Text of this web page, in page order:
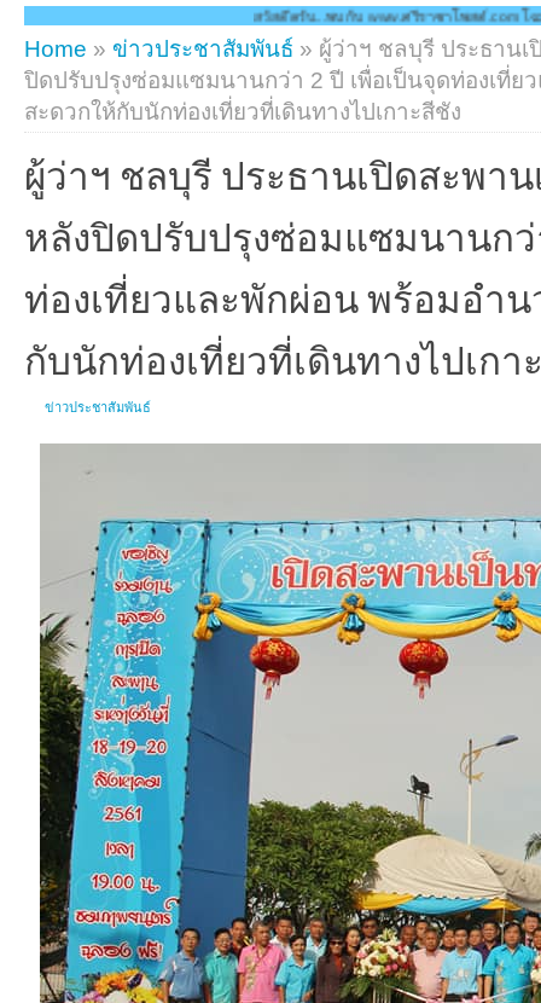
ครับ...พบกับ www.ศรีราชาโพสต์.com โฉมใหม่!! "สร้างสรรค์ ดูแลกัน ทันเหตุการณ์"
Home » ข่าวประชาสัมพันธ์ » ผู้ว่าฯ ชลบุรี ประธานเ
ปิดปรับปรุงซ่อมแซมนานกว่า 2 ปี เพื่อเป็นจุดท่องเที่
สะดวกให้กับนักท่องเที่ยวที่เดินทางไปเกาะสีชัง
ผู้ว่าฯ ชลบุรี ประธานเปิดสะพา
หลังปิดปรับปรุงซ่อมแซมนานกว่
ท่องเที่ยวและพักผ่อน พร้อมอำ
กับนักท่องเที่ยวที่เดินทางไปเกา
ข่าวประชาสัมพันธ์